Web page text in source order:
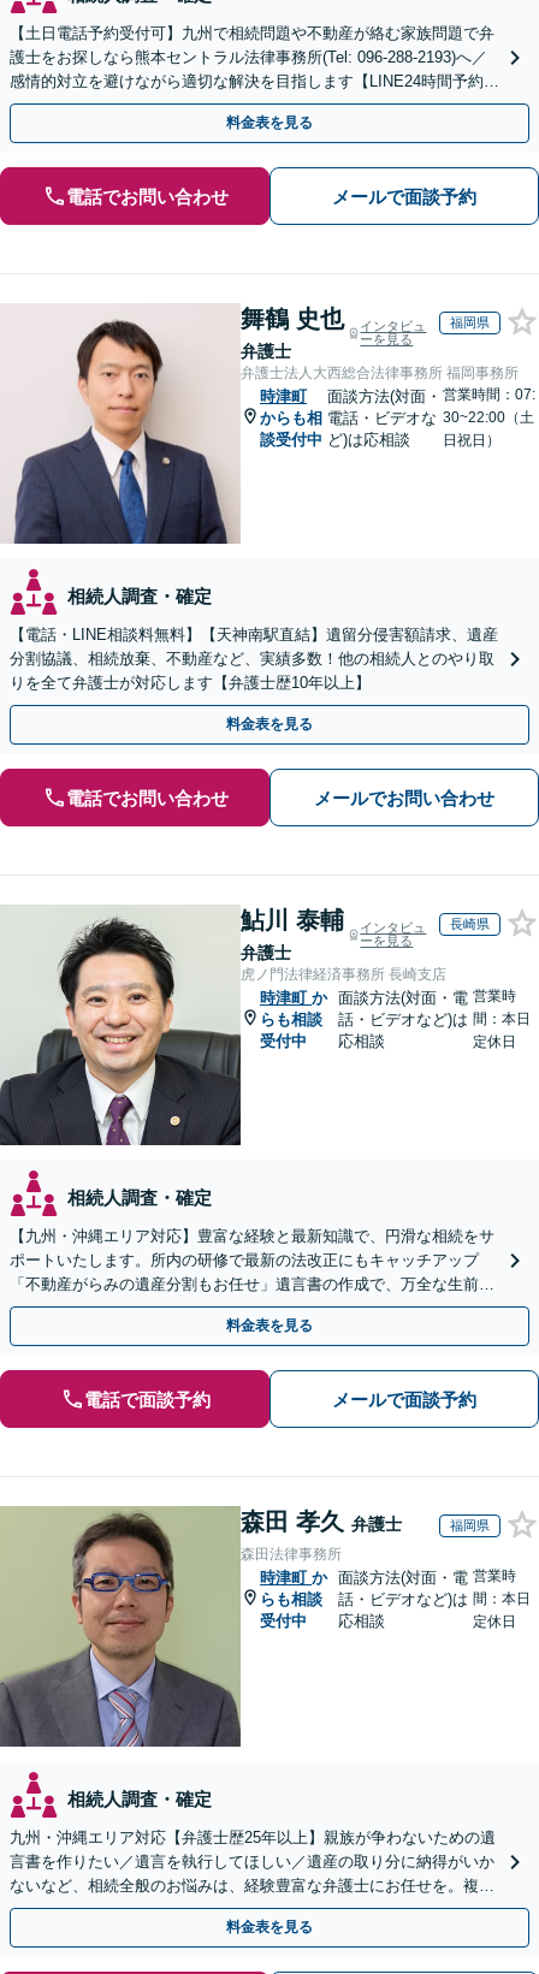
【土日電話予約受付可】九州で相続問題や不動産が絡む家族問題で弁
護士をお探しなら熊本セントラル法律事務所(Tel: 096-288-2193)へ／
感情的対立を避けながら適切な解決を目指します【LINE24時間予約受
付可】【休日・夜間相談可】
料金表を見る
電話でお問い合わせ メールで面談予約
舞鶴 史也
弁護士
インタビュ
ーを見る
福岡県
弁護士法人大西総合法律事務所 福岡事務所
時津町
からも相
談受付中
面談方法(対面・
電話・ビデオな
ど)は応相談
営業時間：07:
30~22:00（土
日祝日）
相続人調査・確定
【電話・LINE相談料無料】【天神南駅直結】遺留分侵害額請求、遺産
分割協議、相続放棄、不動産など、実績多数！他の相続人とのやり取
りを全て弁護士が対応します【弁護士歴10年以上】
料金表を見る
電話でお問い合わせ メールでお問い合わせ
鮎川 泰輔
弁護士
インタビュ
ーを見る
長崎県
虎ノ門法律経済事務所 長崎支店
時津町 か
らも相談
受付中
面談方法(対面・電
話・ビデオなど)は
応相談
営業時
間：本日
定休日
相続人調査・確定
【九州・沖縄エリア対応】豊富な経験と最新知識で、円滑な相続をサ
ポートいたします。所内の研修で最新の法改正にもキャッチアップ
「不動産がらみの遺産分割もお任せ」遺言書の作成で、万全な生前対
策をおこないましょう【夜間・休日面談可】
料金表を見る
電話で面談予約 メールで面談予約
森田 孝久 弁護士 福岡県
森田法律事務所
時津町 か
らも相談
受付中
面談方法(対面・電
話・ビデオなど)は
応相談
営業時
間：本日
定休日
相続人調査・確定
九州・沖縄エリア対応【弁護士歴25年以上】親族が争わないための遺
言書を作りたい／遺言を執行してほしい／遺産の取り分に納得がいか
ないなど、相続全般のお悩みは、経験豊富な弁護士にお任せを。複雑
な問題も粘り強く対応し、解決に導きます。
料金表を見る